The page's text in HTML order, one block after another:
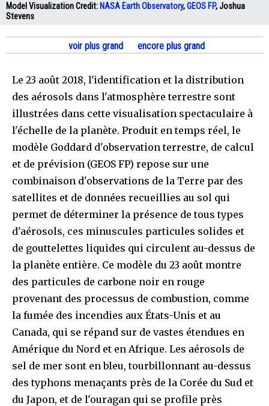
Model Visualization Credit: NASA Earth Observatory,GEOS FP, Joshua
Stevens
voir plus grand encore plus grand
Le 23 août 2018, l'identification et la distribution
des aérosols dans l'atmosphère terrestre sont
illustrées dans cette visualisation spectaculaire à
l'échelle de la planète. Produit en temps réel, le
modèle Goddard d'observation terrestre, de calcul
et de prévision (GEOS FP) repose sur une
combinaison d'observations de la Terre par des
satellites et de données recueillies au sol qui
permet de déterminer la présence de tous types
d'aérosols, ces minuscules particules solides et
de gouttelettes liquides qui circulent au-dessus de
la planète entière. Ce modèle du 23 août montre
des particules de carbone noir en rouge
provenant des processus de combustion, comme
la fumée des incendies aux États-Unis et au
Canada, qui se répand sur de vastes étendues en
Amérique du Nord et en Afrique. Les aérosols de
sel de mer sont en bleu, tourbillonnant au-dessus
des typhons menaçants près de la Corée du Sud et
du Japon, et de l'ouragan qui se profile près